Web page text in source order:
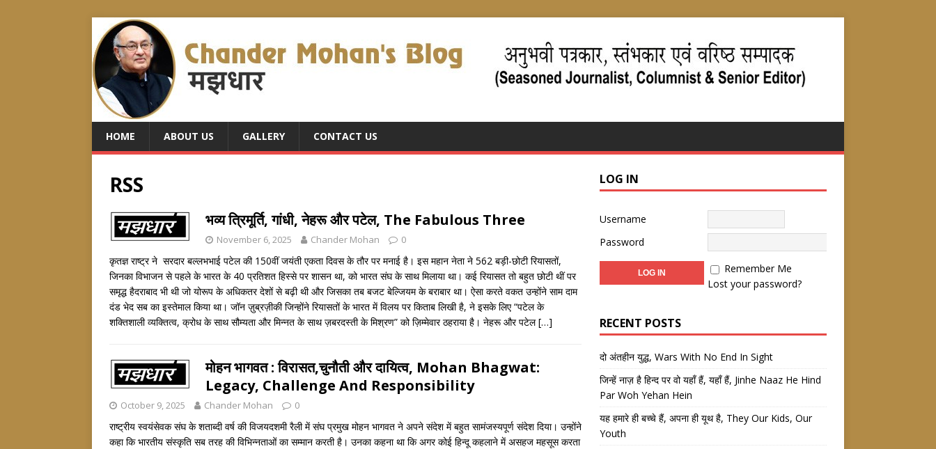
HOME ABOUT US GALLERY CONTACT US
RSS
भव्य त्रिमूर्ति, गांधी, नेहरू और पटेल, The Fabulous Three
November 6, 2025 Chander Mohan 0
कृतज्ञ राष्ट्र ने सरदार बल्लभभाई पटेल की 150वीं जयंती एकता दिवस के तौर पर मनाई है। इस महान नेता ने 562 बड़ी-छोटी रियासतों,
जिनका विभाजन से पहले के भारत के 40 प्रतिशत हिस्से पर शासन था, को भारत संघ के साथ मिलाया था। कई रियासत तो बहुत छोटी थीं पर
समृद्ध हैदराबाद भी थी जो योरूप के अधिकतर देशों से बढ़ी थी और जिसका तब बजट बेल्जियम के बराबार था। ऐसा करते वकत उन्होंने साम दाम
दंड भेद सब का इस्तेमाल किया था। जॉन ज़ुब्रज़ीकी जिन्होंने रियासतों के भारत में विलय पर किताब लिखी है, ने इसके लिए “पटेल के
शक्तिशाली व्यक्तित्व, क्रोध के साथ सौम्यता और मिन्नत के साथ ज़बरदस्ती के मिश्रण” को ज़िम्मेवार ठहराया है। नेहरू और पटेल[…]
मोहन भागवत : विरासत,चुनौती और दायित्व, Mohan Bhagwat:
Legacy, Challenge And Responsibility
October 9, 2025 Chander Mohan 0
राष्ट्रीय स्वयंसेवक संघ के शताब्दी वर्ष की विजयदशमी रैली में संघ प्रमुख मोहन भागवत ने अपने संदेश में बहुत सामंजस्यपूर्ण संदेश दिया। उन्होंने
कहा कि भारतीय संस्कृति सब तरह की विभिन्नताओं का सम्मान करती है। उनका कहना था कि अगर कोई हिन्दू कहलाने में असहज महसूस करता
LOG IN
Username
Password
Remember Me
Lost your password?
RECENT POSTS
दो अंतहीन युद्ध, Wars With No End In Sight
जिन्हें नाज़ है हिन्द पर वो यहाँ हैं, यहाँ हैं, Jinhe Naaz He Hind
Par Woh Yehan Hein
यह हमारे ही बच्चे हैं, अपना ही यूथ है, They Our Kids, Our
Youth